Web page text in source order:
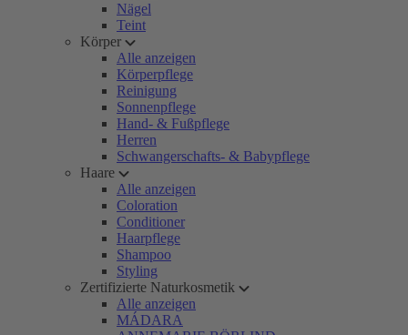
Nägel
Teint
Körper
Alle anzeigen
Körperpflege
Reinigung
Sonnenpflege
Hand- & Fußpflege
Herren
Schwangerschafts- & Babypflege
Haare
Alle anzeigen
Coloration
Conditioner
Haarpflege
Shampoo
Styling
Zertifizierte Naturkosmetik
Alle anzeigen
MÁDARA